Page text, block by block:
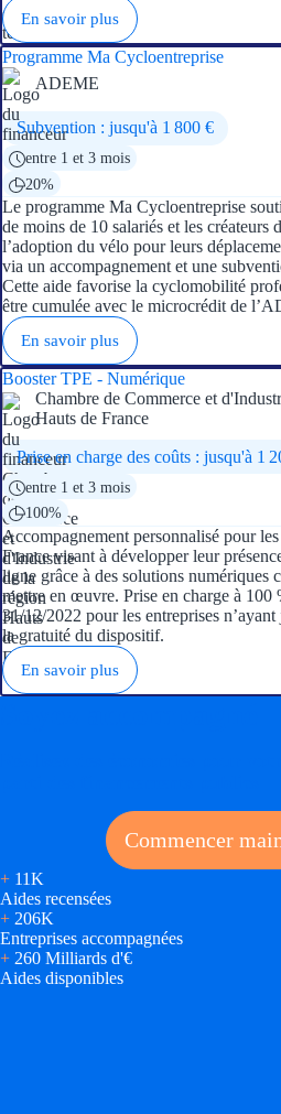
En savoir plus
Programme Ma Cycloentreprise
ADEME
Subvention : jusqu'à 1 800 €
entre 1 et 3 mois
20%
Le programme Ma Cycloentreprise
de moins de 10 salariés et les créateurs
l’adoption du vélo pour leurs
via un accompagnement et une
Cette aide favorise la cyclomobilité
être cumulée avec le microcrédit de
En savoir plus
Booster TPE - Numérique
Chambre de Commerce et
Hauts de France
Prise en charge des coûts : jusqu'à 1
entre 1 et 3 mois
100%
Accompagnement personnalisé pour
France visant à développer leur
ligne grâce à des solutions numériques
mettre en œuvre. Prise en charge à 100
31/12/2022 pour les entreprises
la gratuité du dispositif.
En savoir plus
Commencer
+ 11K
Aides recensées
+ 206K
Entreprises accompagnées
+ 260 Milliards d'€
Aides disponibles